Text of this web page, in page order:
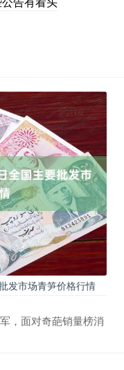
发市场青笋价格行情
，面对奇葩销量榜消